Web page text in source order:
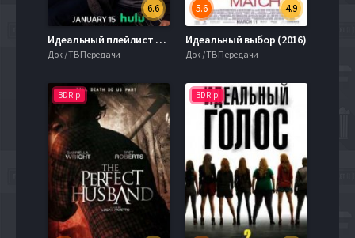
6.6
Идеальный плейлист звуков (2021)
Док / ТВ Передачи
4.9
5.6
Идеальный выбор (2016)
Док / ТВ Передачи
BDRip BDRip